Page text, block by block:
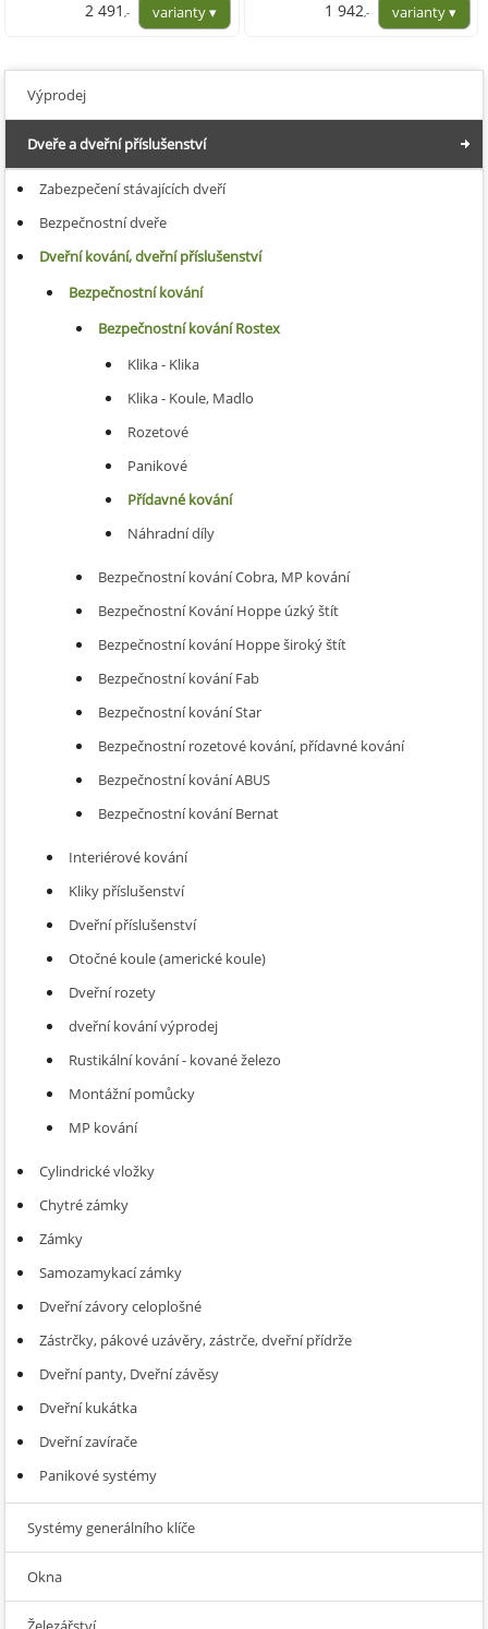
2 491 ,- 1 942 ,-
Výprodej
Dveře a dveřní příslušenství
Zabezpečení stávajících dveří
Bezpečnostní dveře
Dveřní kování, dveřní příslušenství
Bezpečnostní kování
Bezpečnostní kování Rostex
Klika - Klika
Klika - Koule, Madlo
Rozetové
Panikové
Přídavné kování
Náhradní díly
Bezpečnostní kování Cobra, MP kování
Bezpečnostní Kování Hoppe úzký štít
Bezpečnostní kování Hoppe široký štít
Bezpečnostní kování Fab
Bezpečnostní kování Star
Bezpečnostní rozetové kování, přídavné kování
Bezpečnostní kování ABUS
Bezpečnostní kování Bernat
Interiérové kování
Kliky příslušenství
Dveřní příslušenství
Otočné koule (americké koule)
Dveřní rozety
dveřní kování výprodej
Rustikální kování - kované železo
Montážní pomůcky
MP kování
Cylindrické vložky
Chytré zámky
Zámky
Samozamykací zámky
Dveřní závory celoplošné
Zástrčky, pákové uzávěry, zástrče, dveřní přídrže
Dveřní panty, Dveřní závěsy
Dveřní kukátka
Dveřní zavírače
Panikové systémy
Systémy generálního klíče
Okna